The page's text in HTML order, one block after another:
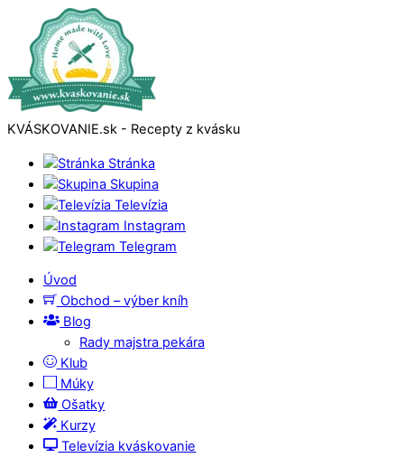
KVÁSKOVANIE.sk - Recepty z kvásku
Stránka
Skupina
Televízia
Instagram
Telegram
Úvod
Obchod – výber kníh
Blog
Rady majstra pekára
Klub
Múky
Ošatky
Kurzy
Televízia kváskovanie